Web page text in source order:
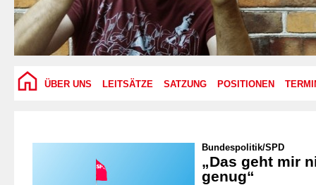
ÜBER UNS LEITSÄTZE SATZUNG POSITIONEN
Bundespolitik/SPD
„Das geht mir
genug“